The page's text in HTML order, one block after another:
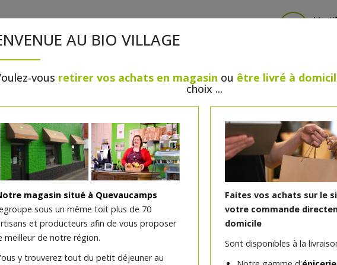
PLATS TRAITEUR BOULANGERIE / PÂTISSERIE SANS GLUTEN, SANS
DU CORPS BEAUTÉ HUILES ESSENTIELLES MAISON
AU BIO VILLAGE
vous retirer vos achats en magasin ou être livré à
choix ...
magasin situé à Quevaucamps
sous un même toit plus de 70
et producteurs afin de vous proposer
meilleur de notre région.
y trouverez tout du petit déjeuner au
Faites vos achats sur le
votre commande
domicile
Sont disponibles à la
08 (15:00)
Chipolatas de